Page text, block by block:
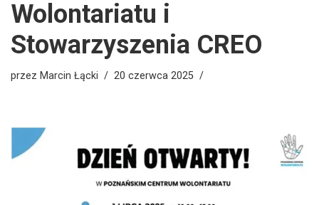
Wolontariatu i
Stowarzyszenia CREO
przez Marcin Łącki 20 czerwca 2025